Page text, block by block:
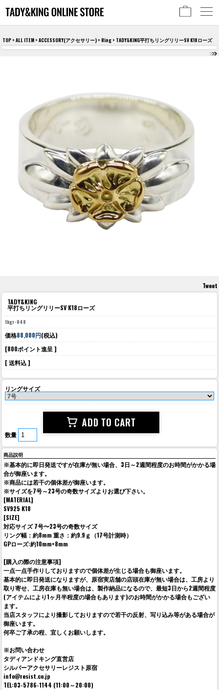
TOP > ALL ITEM > ACCESSORY(アクセサリー) > Ring > TADY&KING平打ちリングリリーSV K18ローズ
Tweet
TADY&KING
平打ちリングリリーSV K18ローズ
tkgr-048
価格88,000円(税込)
[800ポイント進呈 ]
[ 送料込 ]
リングサイズ
数量
商品説明
※基本的に即日発送ですが在庫が無い場合、3日～2週間程度のお時間がかかる場
合が御座います。
※商品には若干の個体差が御座います。
※サイズを7号～23号の奇数サイズよりお選び下さい。
[MATERIAL]
SV925 K18
[SIZE]
対応サイズ 7号〜23号の奇数サイズ
リング幅：約8mm 重さ：約9.9ｇ（17号計測時）
GPローズ:約10mm×8mm
[購入の際の注意事項]
一点一点手作りしておりますので個体差が生じる場合も御座います。
基本的に即日発送になりますが、原宿実店舗の店頭在庫が無い場合は、工房より
取り寄せ、工房在庫も無い場合は、製作納品になるので、最短3日から2週間程度
(アイテムにより1ヶ月半程度の場合もあります)のお時間がかかる場合もござい
ます。
当店スタッフにより撮影しておりますので若干の反射、写り込み等がある場合が
御座います。
何卒ご了承の程、宜しくお願いします。
※お問い合わせ
タディアンドキング直営店
シルバーアクセサリーレジスト原宿
info@resist.co.jp
TEL:03-5786-1144 (11:00～20:00)